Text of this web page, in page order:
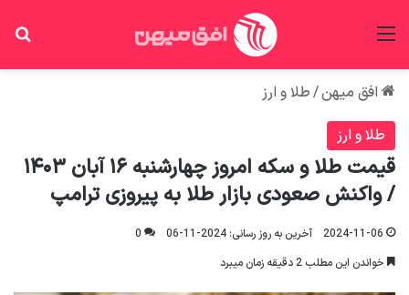
افق میهن/طلا و ارز
طلا و ارز
قیمت طلا و سکه امروز چهارشنبه ۱۶ آبان ۱۴۰۳
/ واکنش صعودی بازار طلا به پیروزی ترامپ
2024-11-06 آخرین به روز رسانی: 2024-11-06
0
خواندن این مطلب 2 دقیقه زمان میبرد